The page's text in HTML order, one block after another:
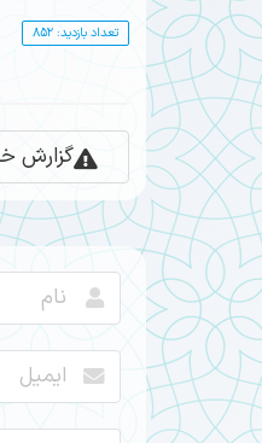
تعداد بازدید: 852
گزارش